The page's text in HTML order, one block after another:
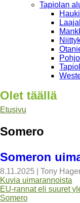
Tapiolan
Olet täällä
Etusivu
Somero
Someron
8.11.2025
Tony
Kuvia uimarannoista
EU-rannat eli suuret
Somero